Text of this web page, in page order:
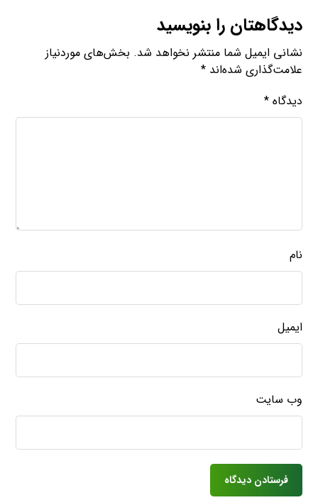
دیدگاهتان را بنویسید
نشانی ایمیل شما منتشر نخواهد شد. بخش‌های موردنیاز
علامت‌گذاری شده‌اند*
دیدگاه*
نام
ایمیل
وب‌ سایت